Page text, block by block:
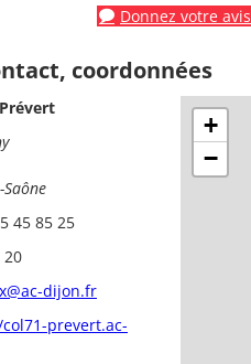
Donnez votre avis
coordonnées
45 85 25
20
dijon.fr
prevert.ac-
+
−